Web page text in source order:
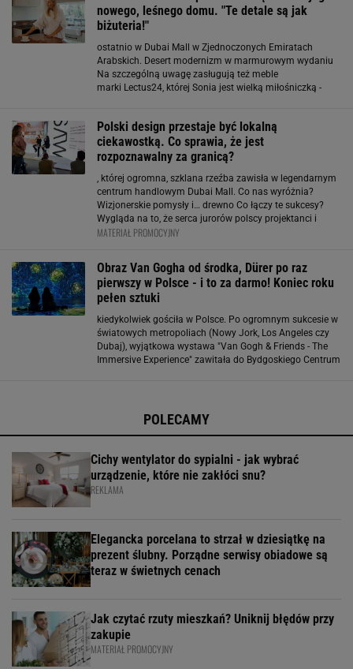
nowego, leśnego domu. "Te detale są jak
biżuteria!"
ostatnio w Dubai Mall w Zjednoczonych Emiratach
Arabskich. Desert modernizm w marmurowym wydaniu
Na szczególną uwagę zasługują też meble
marki Lectus24, której Sonia jest wielką miłośniczką -
komfortu
Polski design przestaje być lokalną
ciekawostką. Co sprawia, że jest
rozpoznawalny za granicą?
, której ogromna, szklana rzeźba zawisła w legendarnym
centrum handlowym Dubai Mall. Co nas wyróżnia?
Wizjonerskie pomysły i… drewno Co łączy te sukcesy?
Wygląda na to, że serca jurorów polscy projektanci i
projektantki zdobywają przede wszystkim wykorzystanie
MATERIAŁ PROMOCYJNY
Obraz Van Gogha od środka, Dürer po raz
pierwszy w Polsce - i to za darmo! Koniec roku
pełen sztuki
kiedykolwiek gościła w Polsce. Po ogromnym sukcesie w
światowych metropoliach (Nowy Jork, Los Angeles czy
Dubaj), wyjątkowa wystawa "Van Gogh & Friends - The
Immersive Experience" zawitała do Bydgoskiego Centrum
POLECAMY
Cichy wentylator do sypialni - jak wybrać
urządzenie, które nie zakłóci snu?
REKLAMA
Elegancka porcelana to strzał w dziesiątkę na
prezent ślubny. Porządne serwisy obiadowe są
teraz w świetnych cenach
Jak czytać rzuty mieszkań? Uniknij błędów przy
zakupie
MATERIAŁ PROMOCYJNY